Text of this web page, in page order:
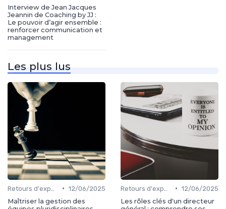
Interview de Jean Jacques
Jeannin de Coaching by JJ :
Le pouvoir d’agir ensemble :
renforcer communication et
management
Les plus lus
• 12/06/2025
Maîtriser la gestion des
• 12/06/2025
Les rôles clés d'un directeur